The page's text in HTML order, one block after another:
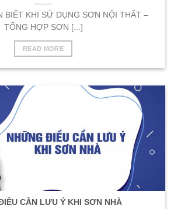
BIẾT KHI SỬ DỤNG SƠN NỘI THẤT –
TỔNG HỢP SƠN [...]
READ MORE
CẦN LƯU Ý KHI SƠN NHÀ